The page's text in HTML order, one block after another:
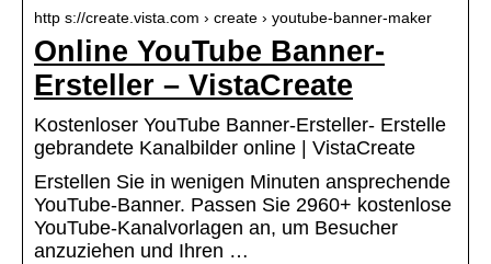
http s://create.vista.com › create › youtube-banner-maker
Online YouTube Banner-
Ersteller – VistaCreate
Kostenloser YouTube Banner-Ersteller- Erstelle
gebrandete Kanalbilder online | VistaCreate
Erstellen Sie in wenigen Minuten ansprechende
YouTube-Banner. Passen Sie 2960+ kostenlose
YouTube-Kanalvorlagen an, um Besucher
anzuziehen und Ihren …